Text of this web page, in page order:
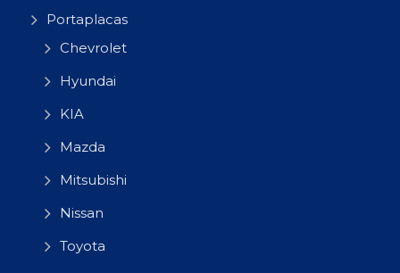
Portaplacas
Chevrolet
Hyundai
KIA
Mazda
Mitsubishi
Nissan
Toyota